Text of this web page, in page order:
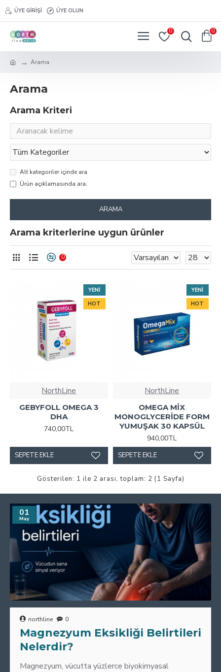
ÜYE GIRIŞI ÜYE OLUN
0 0
Arama
Arama
Arama Kriteri
Alt kategoriler içinde ara
Ürün açıklamasında ara.
ARAMA
Arama kriterlerine uygun ürünler
0
YENI
HOT
NorthLine
GEBYFOLL OMEGA 3
DHA
740,00TL
SEPETE EKLE
YENI
HOT
NorthLine
OMEGA MİX
MONOGLYCERİDE FORM
YUMUŞAK 30 KAPSÜL
940,00TL
SEPETE EKLE
Gösterilen: 1 ile 2 arası, toplam: 2 (1 Sayfa)
01
May
northline 0
Magnezyum Eksikliği Belirtileri
Nelerdir?
Magnezyum, vücutta yüzlerce biyokimyasal